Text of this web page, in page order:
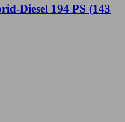
Diesel 194 PS (143